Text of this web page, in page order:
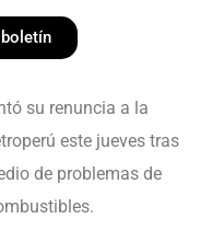
su renuncia a la
este jueves tras
de problemas de